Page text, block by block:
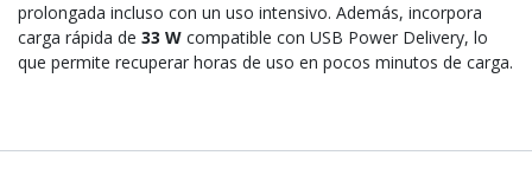
prolongada incluso con un uso intensivo. Además, incorpora
carga rápida de 33 W compatible con USB Power Delivery, lo
que permite recuperar horas de uso en pocos minutos de carga.